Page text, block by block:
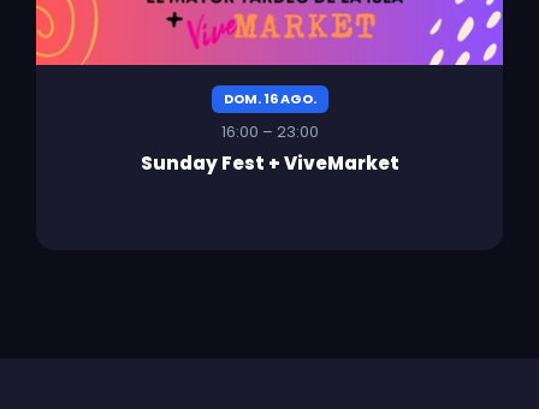
DOM. 16 AGO.
16:00 – 23:00
Sunday Fest + ViveMarket